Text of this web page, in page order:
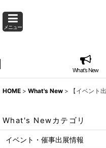
メニュー
What's New
HOME > What's New > 【イベント
What's Newカテゴリ
イベント・催事出展情報